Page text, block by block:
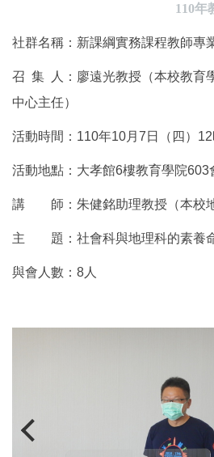
110年
社群名稱：新課綱實務課程教師專
召 集 人：廖遠光教授（本校教育
中心主任）
活動時間：110年10月7日（四）
活動地點：大孝館6樓教育學院603
講 師：朱健銘助理教授（本校地
主 題：社會科與地理科的素養
與會人數：8人